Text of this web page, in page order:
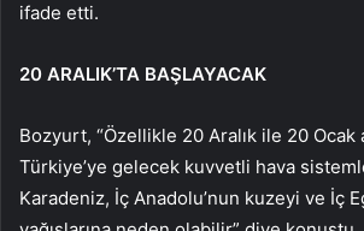
ifade etti.
20 ARALIK’TA BAŞLAYACAK
Bozyurt, “Özellikle 20 Aralık ile 20 Ocak
Türkiye’ye gelecek kuvvetli hava
Karadeniz, İç Anadolu’nun kuzeyi ve İç